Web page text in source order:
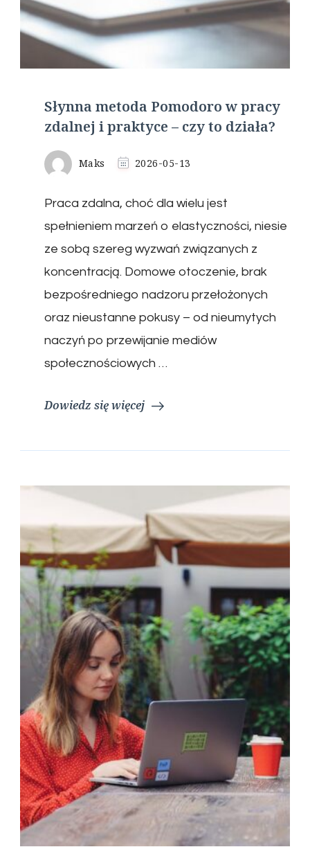
Słynna metoda Pomodoro w pracy
zdalnej i praktyce – czy to działa?
Maks 2026-05-13
Praca zdalna, choć dla wielu jest
spełnieniem marzeń o elastyczności, niesie
ze sobą szereg wyzwań związanych z
koncentracją. Domowe otoczenie, brak
bezpośredniego nadzoru przełożonych
oraz nieustanne pokusy – od nieumytych
naczyń po przewijanie mediów
społecznościowych …
Dowiedz się więcej